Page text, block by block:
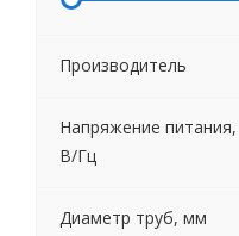
Производитель
Напряжение питания,
В/Гц
Диаметр труб, мм